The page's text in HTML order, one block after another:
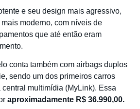
e seu design mais agressivo,
moderno, com níveis de
que até então eram
conta também com airbags duplos
sendo um dos primeiros carros
multimídia (MyLink). Essa
aproximadamente R$ 36.990,00.